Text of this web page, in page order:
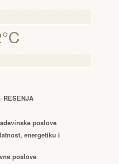
RЕŠЕNJA
poslove
energetiku i
poslove